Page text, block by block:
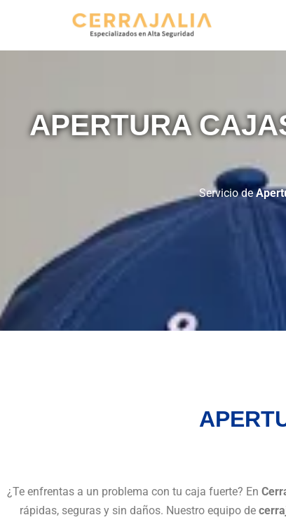
APERTURA
Servicio de
¿Te enfrentas a un problema con tu caja fuerte? En
rápidas, seguras y sin daños. Nuestro equipo de